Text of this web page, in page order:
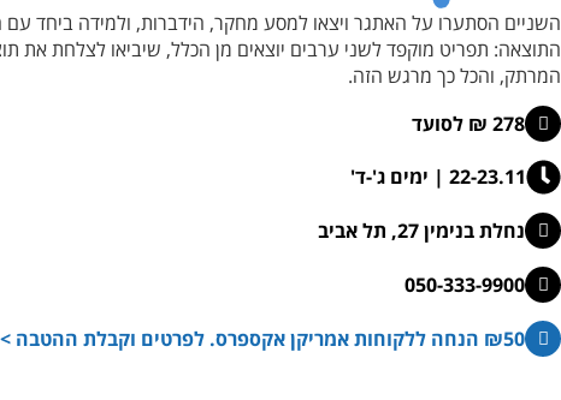
השניים הסתערו על האתגר ויצאו למסע מחקר, הידברות, ולמידה ביחד עם
התוצאה: תפריט מוקפד לשני ערבים יוצאים מן הכלל, שיביאו לצלחת את
המרתק, והכל כך מרגש הזה.
278 ₪ לסועד
22-23.11 | ימים ג'-ד'
נחלת בנימין 27, תל אביב
050-333-9900
₪50 הנחה ללקוחות אמריקן אקספרס. לפרטים וקבלת ההטבה >